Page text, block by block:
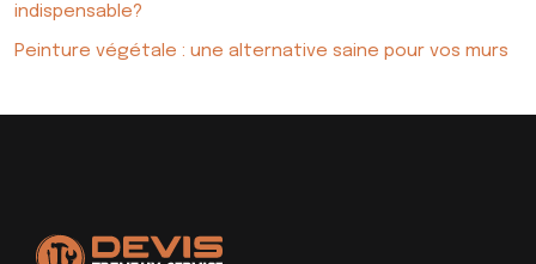
indispensable?
Peinture végétale : une alternative saine pour vos murs